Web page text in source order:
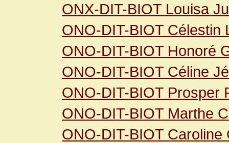
ONX-DIT-BIOT Louisa
ONO-DIT-BIOT Célestin
ONO-DIT-BIOT Honoré
ONO-DIT-BIOT Céline
ONO-DIT-BIOT Prosper
ONO-DIT-BIOT Marthe
ONO-DIT-BIOT Caroline